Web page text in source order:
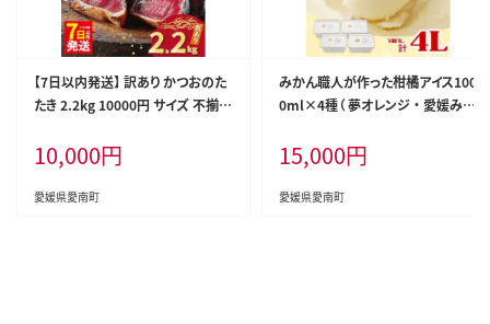
【7日以内発送】 訳あり かつおのた
たき 2.2kg 10000円 サイズ 不揃い
鮮魚 天然 鰹 四国一 水揚げ タタキ
冷凍 大容量 ふるさと納税魚 ふる
さと納税人気 ふるさと納税カツオ
10,000円
愛媛県愛南町
みかん職人が作った柑橘アイス100
0ml×4種（ 夢オレンジ ・ 愛媛みか
柑橘 アイス アイスクリーム シャー
ベット ジェラート ソルベ お菓子
おかし デザート スイーツ 冷凍 冬
15,000円
愛媛県愛南町